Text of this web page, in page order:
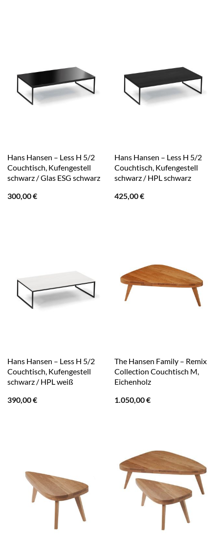
Hans Hansen – Less H 5/2
Couchtisch, Kufengestell
schwarz / Glas ESG schwarz
300,00€
Hans Hansen – Less H 5/2
Couchtisch, Kufengestell
schwarz / HPL schwarz
425,00€
Hans Hansen – Less H 5/2
Couchtisch, Kufengestell
schwarz / HPL weiß
390,00€
The Hansen Family – Remix
Collection Couchtisch M,
Eichenholz
1.050,00€